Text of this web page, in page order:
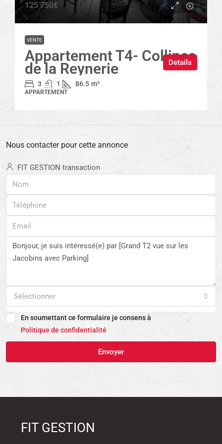
125 750€
VENTE
Appartement T4- Collines
de la Reynerie
3 1 86.5 m²
APPARTEMENT
Details
Nous contacter pour cette annonce
FIT GESTION transaction
Sélectionner
En soumettant ce formulaire je consens à
Politique de confidentialité
Envoyer
FIT GESTION